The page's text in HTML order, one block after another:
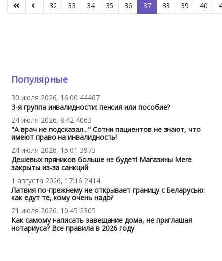
Страница 37 из 66
32 33 34 35 36 37 38 39 40
Популярные
30 июля 2026, 16:00 44467
3-я группа инвалидности: пенсия или пособие?
24 июля 2026, 8:42 4063
"А врач не подсказал..." Сотни пациентов не знают, что
имеют право на инвалидность!
24 июля 2026, 15:01 3973
Дешевых пряников больше не будет! Магазины Mere
закрыты из-за санкций
1 августа 2026, 17:16 2414
Латвия по-прежнему не открывает границу с Беларусью:
как едут те, кому очень надо?
21 июля 2026, 10:45 2305
Как самому написать завещание дома, не приглашая
нотариуса? Все правила в 2026 году